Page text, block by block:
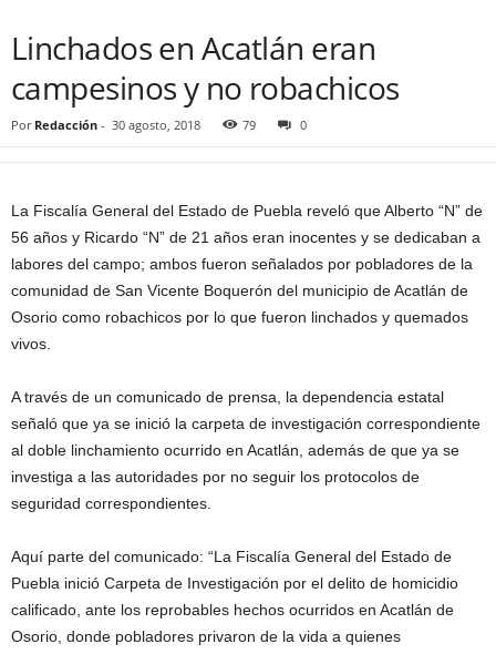
Linchados en Acatlán eran
campesinos y no robachicos
Por Redacción - 30 agosto, 2018 79 0
La Fiscalía General del Estado de Puebla reveló que Alberto “N” de
56 años y Ricardo “N” de 21 años eran inocentes y se dedicaban a
labores del campo; ambos fueron señalados por pobladores de la
comunidad de San Vicente Boquerón del municipio de Acatlán de
Osorio como robachicos por lo que fueron linchados y quemados
vivos.
A través de un comunicado de prensa, la dependencia estatal
señaló que ya se inició la carpeta de investigación correspondiente
al doble linchamiento ocurrido en Acatlán, además de que ya se
investiga a las autoridades por no seguir los protocolos de
seguridad correspondientes.
Aquí parte del comunicado: “La Fiscalía General del Estado de
Puebla inició Carpeta de Investigación por el delito de homicidio
calificado, ante los reprobables hechos ocurridos en Acatlán de
Osorio, donde pobladores privaron de la vida a quienes